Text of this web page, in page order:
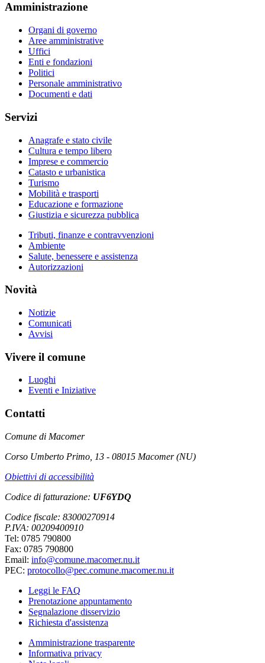
Amministrazione
Organi di governo
Aree amministrative
Uffici
Enti e fondazioni
Politici
Personale amministrativo
Documenti e dati
Servizi
Anagrafe e stato civile
Cultura e tempo libero
Imprese e commercio
Catasto e urbanistica
Turismo
Mobilità e trasporti
Educazione e formazione
Giustizia e sicurezza pubblica
Tributi, finanze e contravvenzioni
Ambiente
Salute, benessere e assistenza
Autorizzazioni
Novità
Notizie
Comunicati
Avvisi
Vivere il comune
Luoghi
Eventi e Iniziative
Contatti
Comune di Macomer
Corso Umberto Primo, 13 - 08015 Macomer (NU)
Obiettivi di accessibilità
Codice di fatturazione: UF6YDQ
Codice fiscale: 83000270914
P.IVA: 00209400910
Tel: 0785 790800
Fax: 0785 790800
Email: info@comune.macomer.nu.it
PEC: protocollo@pec.comune.macomer.nu.it
Leggi le FAQ
Prenotazione appuntamento
Segnalazione disservizio
Richiesta d'assistenza
Amministrazione trasparente
Informativa privacy